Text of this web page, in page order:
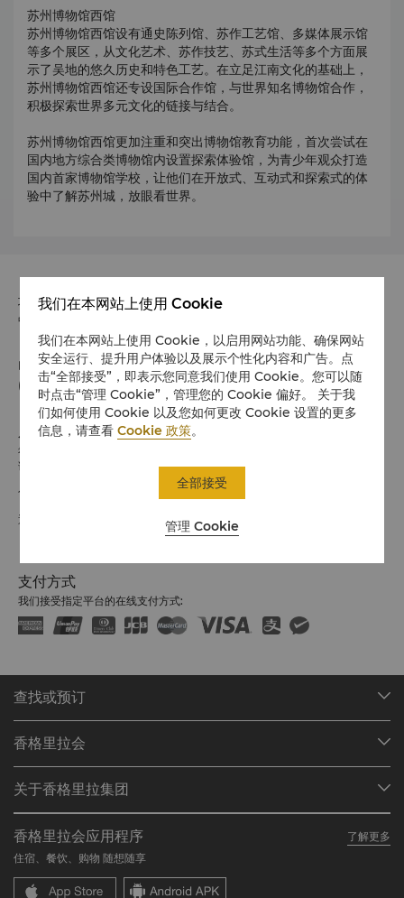
苏州博物馆西馆
苏州博物馆西馆设有通史陈列馆、苏作工艺馆、多媒体展示馆
等多个展区，从文化艺术、苏作技艺、苏式生活等多个方面展
示了吴地的悠久历史和特色工艺。在立足江南文化的基础上，
苏州博物馆西馆还专设国际合作馆，与世界知名博物馆合作，
积极探索世界多元文化的链接与结合。
苏州博物馆西馆更加注重和突出博物馆教育功能，首次尝试在
国内地方综合类博物馆内设置探索体验馆，为青少年观众打造
国内首家博物馆学校，让他们在开放式、互动式和探索式的体
验中了解苏州城，放眼看世界。
地址
中国江苏省苏州新区塔园路168号 邮政编码 215011
电话
(86 512) 6808 0168
入住 / 退房
希望您入住愉快
请留意入住/退房时间:
退房时间：中午12时
支付方式
我们接受指定平台的在线支付方式:
查找或预订
查找预订
餐厅与酒吧
香格里拉会
加入香格里拉会
常见问题
联络我们
关于香格里拉集团
我们的酒店品牌
香格里拉中心
香格里拉公寓
职业发展
企业社会责任
新闻稿
香格里拉会应用程序
了解更多
住宿、餐饮、购物 随想随享
我们在本网站上使用 Cookie
我们在本网站上使用 Cookie，以启用网站功能、确保网站
安全运行、提升用户体验以及展示个性化内容和广告。点
击“全部接受”，即表示您同意我们使用 Cookie。您可以随
时点击“管理 Cookie”，管理您的 Cookie 偏好。 关于我
们如何使用 Cookie 以及您如何更改 Cookie 设置的更多
信息，请查看Cookie 政策。
管理 Cookie
全部接受